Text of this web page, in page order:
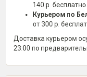
140 р. бесплатно.
Курьером по
от 300 р.
Доставка курьером
23:00 по